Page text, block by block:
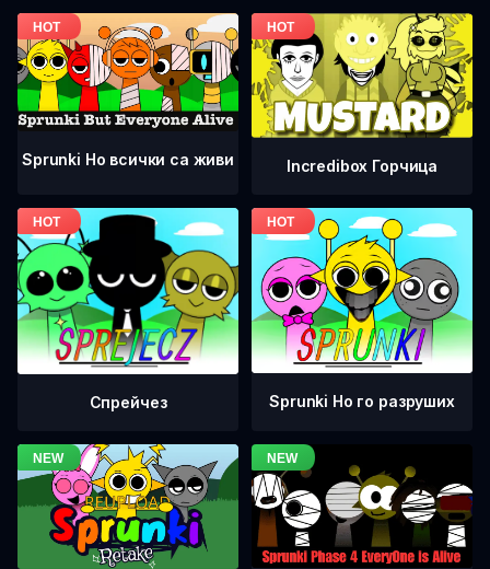
Sprunki Но всички са живи Incredibox Горчица
Спрейчез Sprunki Но го разруших